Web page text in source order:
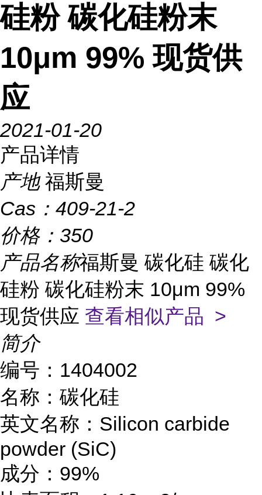
硅粉 碳化硅粉末
10μm 99% 现货供
应
2021-01-20
产品详情
产地 福斯曼
Cas： 409-21-2
价格： 350
产品名称福斯曼 碳化硅 碳化
硅粉 碳化硅粉末 10μm 99%
现货供应 查看相似产品 >
简介
编号：1404002
名称：碳化硅
英文名称：Silicon carbide
powder (SiC)
成分：99%